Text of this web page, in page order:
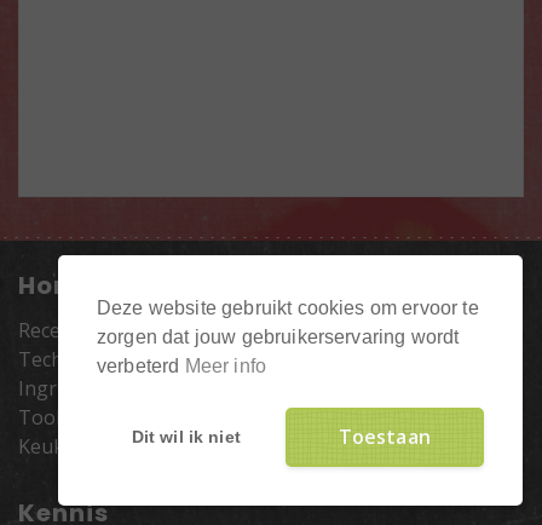
Home
Recepten
Technieken
Ingrediënten
Tools
Keukenlab
Kennis
Deze website gebruikt cookies om ervoor te
zorgen dat jouw gebruikerservaring wordt
verbeterd Meer info
Dit wil ik niet Toestaan